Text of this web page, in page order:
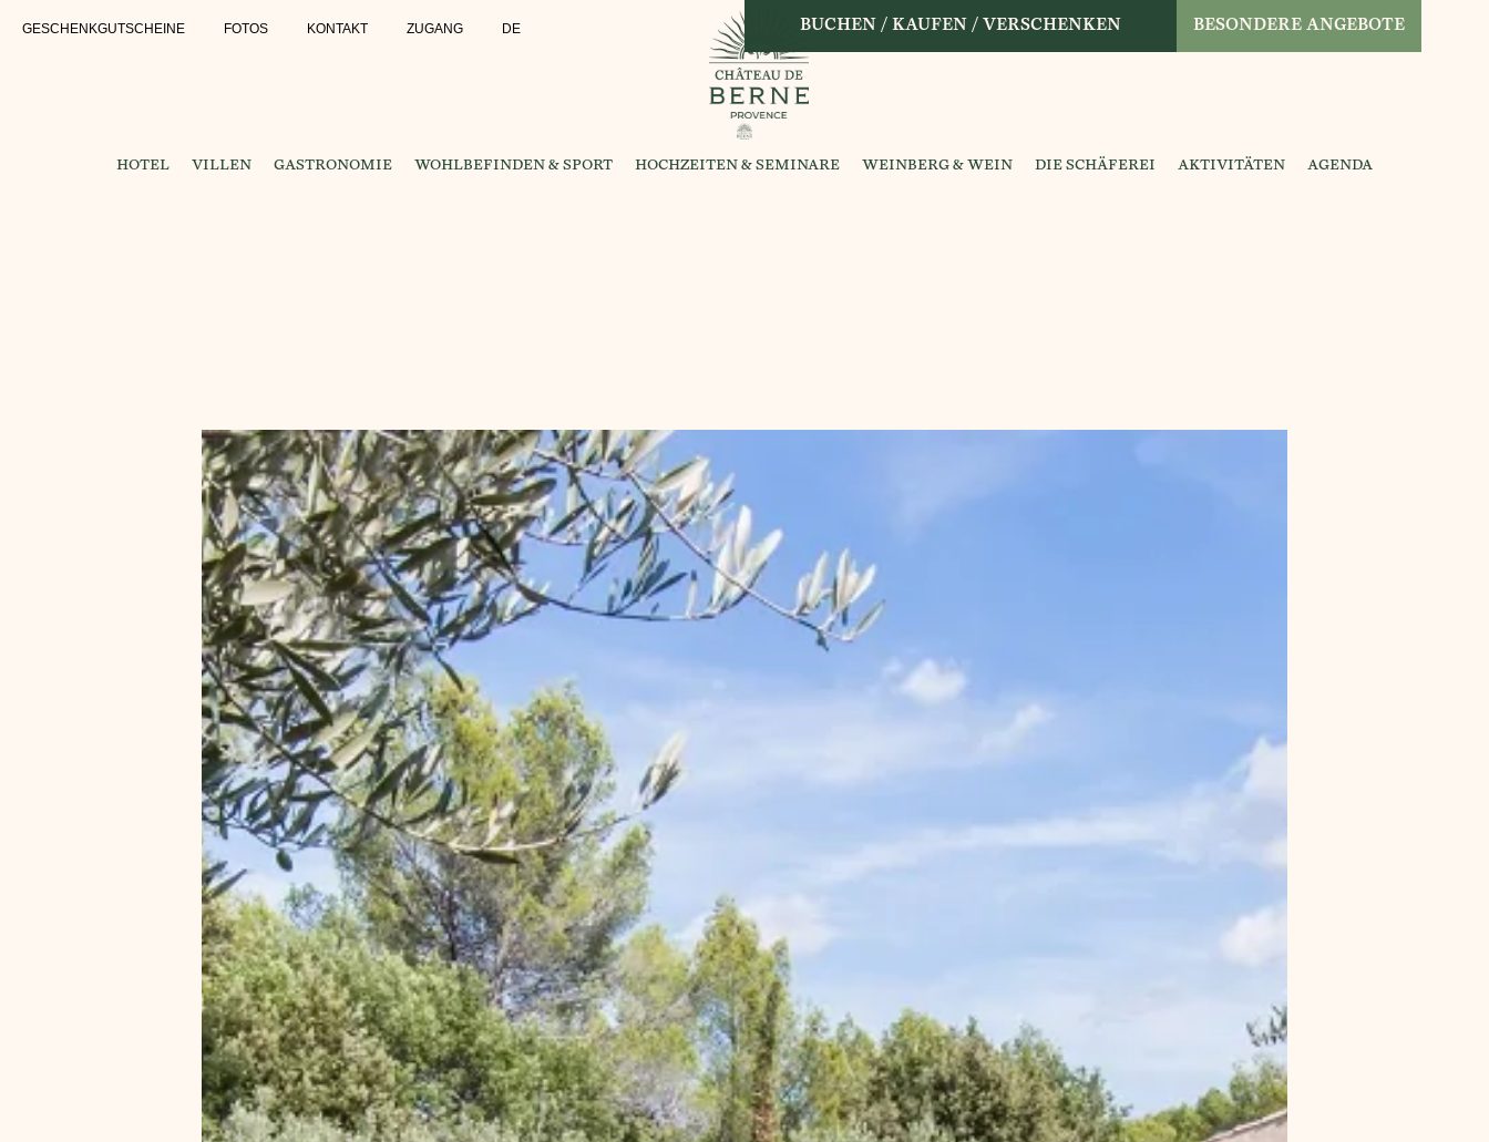
GESCHENKGUTSCHEINE FOTOS KONTAKT ZUGANG DE BUCHEN / KAUFEN / VERSCHENKEN BESONDERE ANGEBOTE
HOTEL VILLEN GASTRONOMIE WOHLBEFINDEN & SPORT HOCHZEITEN & SEMINARE WEINBERG & WEIN DIE SCHÄFEREI AKTIVITÄTEN AGENDA